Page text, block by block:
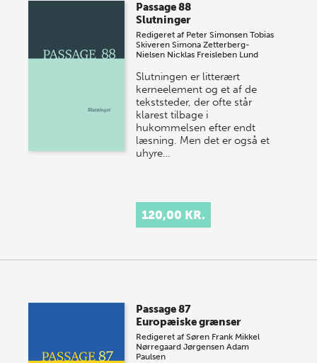
Passage 88
Slutninger
Redigeret af Peter Simonsen Tobias
Skiveren Simona Zetterberg-
Nielsen Nicklas Freisleben Lund
Slutningen er litterært
kerneelement og et af de
tekststeder, der ofte står
klarest tilbage i
hukommelsen efter endt
læsning. Men det er også et
uhyre…
120,00 KR.
Passage 87
Europæiske grænser
Redigeret afSøren Frank Mikkel
Nørregaard Jørgensen Adam
Paulsen